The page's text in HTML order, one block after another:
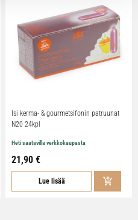
Isi kerma- & gourmetsifonin patruunat
N20 24kpl
Heti saatavilla verkkokaupasta
21,90 €
Lue lisää